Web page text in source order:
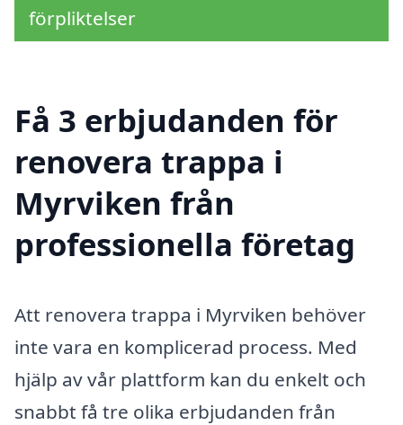
förpliktelser
Få 3 erbjudanden för
renovera trappa i
Myrviken från
professionella företag
Att renovera trappa i Myrviken behöver
inte vara en komplicerad process. Med
hjälp av vår plattform kan du enkelt och
snabbt få tre olika erbjudanden från